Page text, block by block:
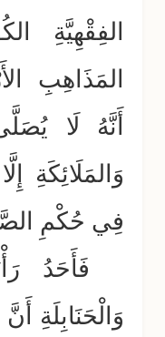
الفِقْهِيَّةِ
المَذَاهِبِ
أَنَّهُ لَا
وَالمَلَائِكَةِ
فِي حُكْمِ
فَأَحَدُ
وَالْحَنَابِلَةِ